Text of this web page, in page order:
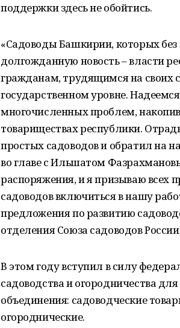
поддержки здесь не обойтись.
«Садоводы Башкирии, которых
долгожданную новость – власти
гражданам, трудящимся на своих
государственном уровне.
многочисленных проблем,
товариществах республики.
простых садоводов и обратил на
во главе с Ильшатом
распоряжения, и я призываю всех
садоводов включиться в нашу
предложения по развитию
отделения Союза садоводов
В этом году вступил в силу
садоводства и огородничества
объединения: садоводческие
огороднические.